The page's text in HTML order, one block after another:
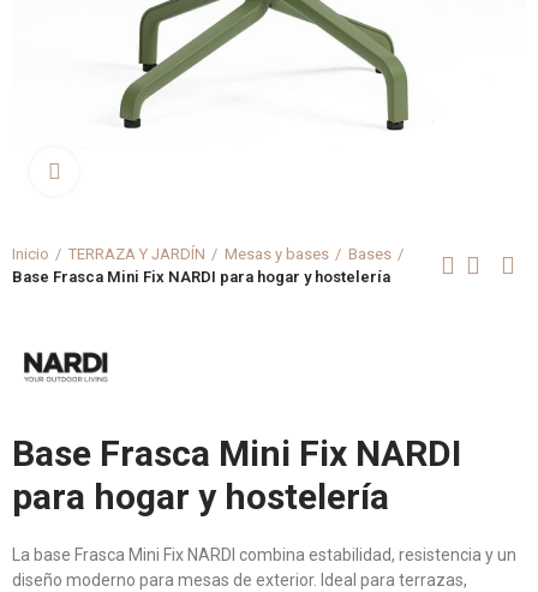
Inicio TERRAZA Y JARDÍN Mesas y bases
Bases
Base Frasca Mini Fix NARDI para hogar y hostelería
Base Frasca Mini Fix NARDI
para hogar y hostelería
La base Frasca Mini Fix NARDI combina estabilidad, resistencia y un
diseño moderno para mesas de exterior. Ideal para terrazas,